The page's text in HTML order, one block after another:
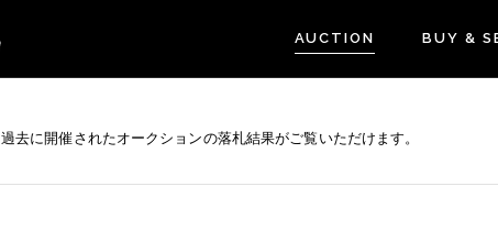
AUCTION BUY &
過去に開催されたオークションの落札結果がご覧いただけます。